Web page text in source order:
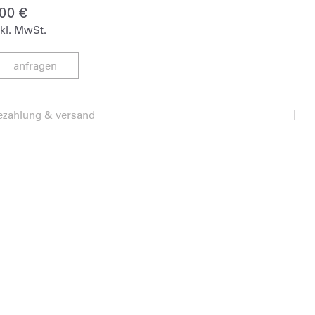
€
MwSt.
anfragen
& versand